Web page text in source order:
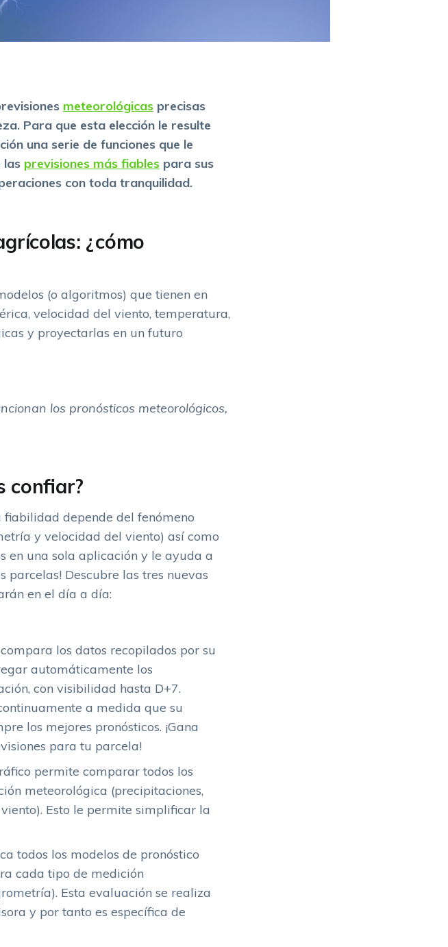
meteorológicas precisas
Para que esta elección le resulte
una serie de funciones que le
las previsiones más fiables para sus
con toda tranquilidad.
¿cómo
(o algoritmos) que tienen en
velocidad del viento, temperatura,
y proyectarlas en un futuro
los pronósticos meteorológicos,
confiar?
fiabilidad depende del fenómeno
y velocidad del viento) así como
en una sola aplicación y le ayuda a
parcelas! Descubre las tres nuevas
en el día a día:
los datos recopilados por su
automáticamente los
con visibilidad hasta D+7.
a medida que su
los mejores pronósticos. ¡Gana
para tu parcela!
permite comparar todos los
meteorológica (precipitaciones,
Esto le permite simplificar la
todos los modelos de pronóstico
cada tipo de medición
Esta evaluación se realiza
​​y por tanto es específica de